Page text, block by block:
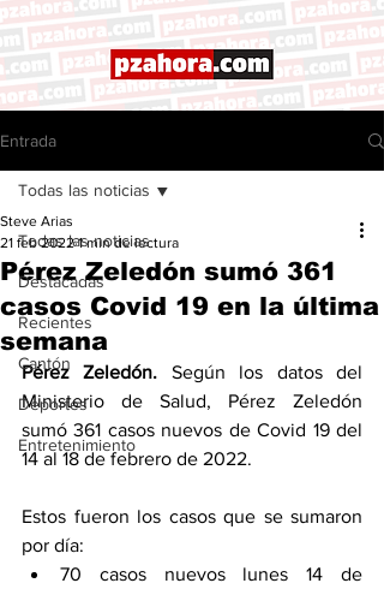
Entrada
Todas las noticias
Destacadas
Recientes
Cantón
Deportes
Entretenimiento
Todas las noticias
Pérez Zeledón sumó 361
casos Covid 19 en la última
semana
Steve Arias
21 feb 2022 1 min de lectura
Pérez Zeledón. Según los datos del
Ministerio de Salud, Pérez Zeledón
sumó 361 casos nuevos de Covid 19 del
14 al 18 de febrero de 2022.
Estos fueron los casos que se sumaron
por día:
70 casos nuevos lunes 14 de